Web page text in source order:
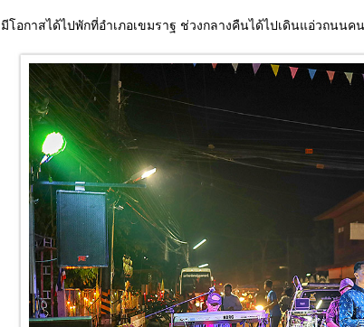
มีโอกาสได้ไปพักที่อำเภอเขมราฐ ช่วงกลางคืนได้ไปเดินแอ่วถนน